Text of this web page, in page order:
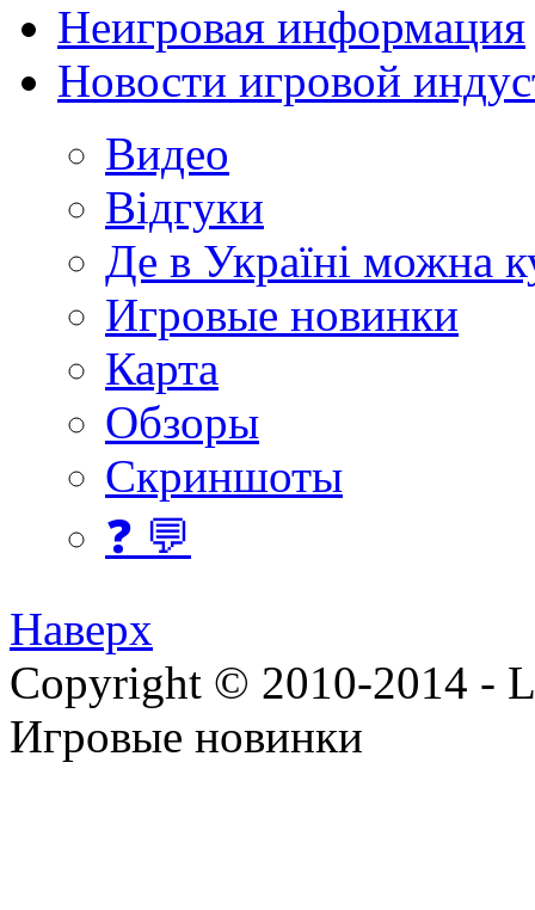
Неигровая информация
Новости игровой
Видео
Відгуки
Де в Україні можна
Игровые новинки
Карта
Обзоры
Скриншоты
❓ 💬
Наверх
Copyright © 2010-2014 -
Игровые новинки